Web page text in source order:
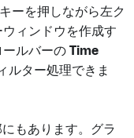
ーを押しながら左ク
ィンドウを作成す
ールバーの Time
ルター処理できま
もあります。グラ